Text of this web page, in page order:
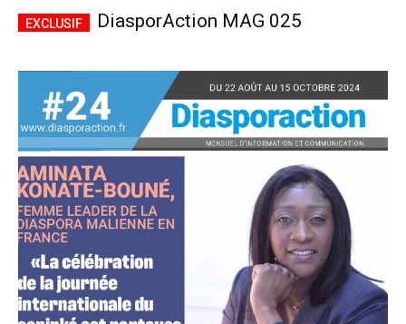
DiasporAction MAG 025